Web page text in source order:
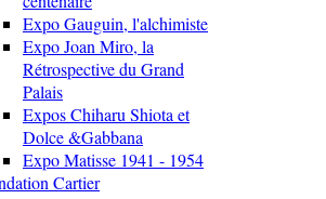
Expo Gauguin, l'alchimiste
Expo Joan Miro, la
Rétrospective du Grand
Palais
Expos Chiharu Shiota et
Dolce &Gabbana
Expo Matisse 1941 - 1954
Cartier